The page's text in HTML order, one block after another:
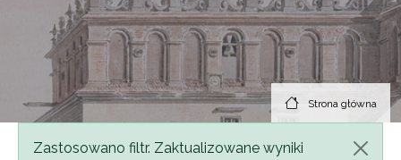
Strona główna
Komunikat
Zastosowano filtr. Zaktualizowane wyniki